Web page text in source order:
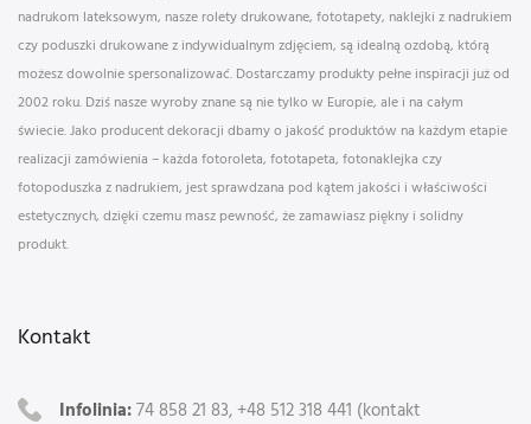
nadrukom lateksowym, nasze rolety drukowane, fototapety, naklejki z nadrukiem
czy poduszki drukowane z indywidualnym zdjęciem, są idealną ozdobą, którą
możesz dowolnie spersonalizować. Dostarczamy produkty pełne inspiracji już od
2002 roku. Dziś nasze wyroby znane są nie tylko w Europie, ale i na całym
świecie. Jako producent dekoracji dbamy o jakość produktów na każdym etapie
realizacji zamówienia – każda fotoroleta, fototapeta, fotonaklejka czy
fotopoduszka z nadrukiem, jest sprawdzana pod kątem jakości i właściwości
estetycznych, dzięki czemu masz pewność, że zamawiasz piękny i solidny
produkt.
Kontakt
Infolinia:74 858 21 83, +48 512 318 441 (kontakt